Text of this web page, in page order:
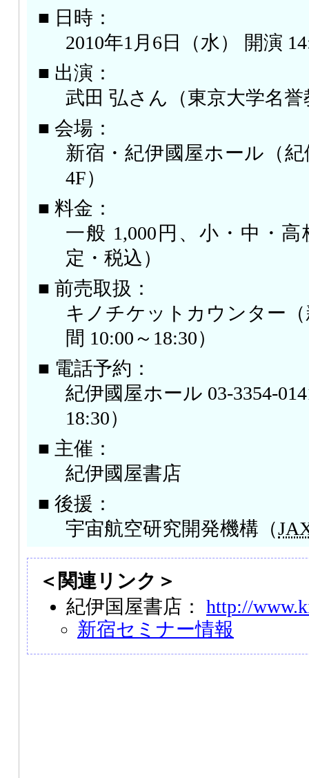
■ 日時：
2010年1月6日（水） 開演
■ 出演：
武田 弘さん（東京大学名誉
■ 会場：
新宿・紀伊國屋ホール（
4F）
■ 料金：
一般 1,000円、小・中・
定・税込）
■ 前売取扱：
キノチケットカウンター
間 10:00～18:30）
■ 電話予約：
紀伊國屋ホール 03-3354-
18:30）
■ 主催：
紀伊國屋書店
■ 後援：
宇宙航空研究開発機構（
＜関連リンク＞
紀伊国屋書店： http://
新宿セミナー情報